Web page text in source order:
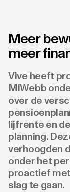
Meer
meer
Vive heeft
MiWebb
over de
lijfrente en
planning.
verhoogden
onder het
proactief
slag te gaan.